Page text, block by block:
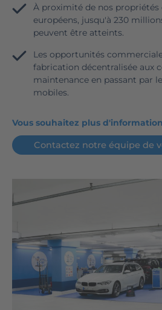
À proximité de nos propriétés
européens, jusqu'à 230
peuvent être atteints.
Les opportunités
fabrication décentralisée aux
maintenance en passant par
mobiles.
Vous souhaitez plus
Contactez notre équipe de